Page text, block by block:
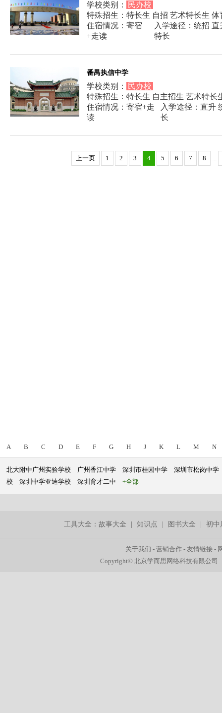
学校类别：
民办校
特殊招生：特长生 自招 艺术特长生 体
住宿情况：寄宿
+走读
入学途径：统招
特长
番禺执信中学
学校类别：
民办校
特殊招生：特长生 自主招生 艺术特长
住宿情况：寄宿+走
读
入学途径：直升
长
上一页 1 2 3 4 5 6 7 8 ...
A B C D E F G H J K L M N
北大附中广州实验学校 广州香江中学 深圳市桂园中学
深圳市松岗中学
校
深圳中学亚迪学校 深圳育才二中 +全部
工具大全：故事大全 |知识点 图书大全 |初中
关于我们 -营销合作 -友情链接 -
Copyright© 北京学而思网络科技有限公司